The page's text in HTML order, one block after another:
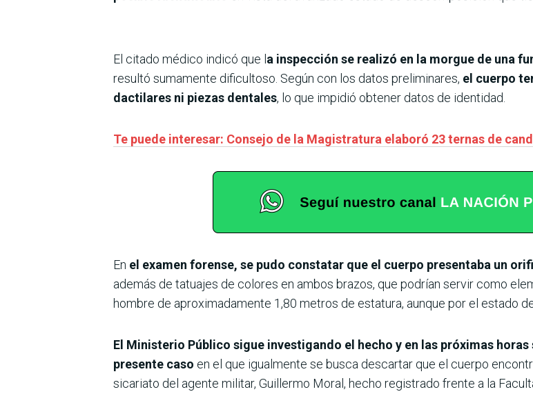
El citado médico indicó que l a inspección se realizó en la morgue de una
resultó sumamente dificultoso. Según con los datos preliminares, el cuerpo
dactilares ni piezas dentales, lo que impidió obtener datos de identidad.
Te puede interesar: Consejo de la Magistratura elaboró 23 ternas de
En el examen forense, se pudo constatar que el cuerpo presentaba un
además de tatuajes de colores en ambos brazos, que podrían servir como
hombre de aproximadamente 1,80 metros de estatura, aunque por el estado
El Ministerio Público sigue investigando el hecho y en las próximas
presente caso en el que igualmente se busca descartar que el cuerpo
sicariato del agente militar, Guillermo Moral, hecho registrado frente a la